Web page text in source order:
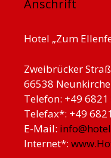
Anschrift
Hotel „Zum
Zweibrücker
66538
Telefon: +49
Telefax*: +49
E-Mail:
Internet*: